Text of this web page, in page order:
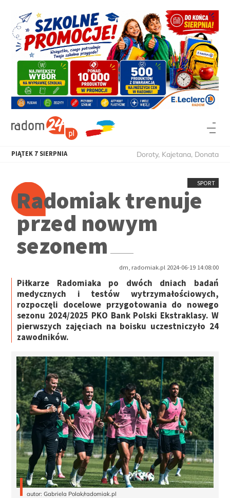
PIĄTEK 7 SIERPNIA Doroty, Kajetana, Donata
SPORT
Radomiak trenuje
przed nowym
sezonem
dm, radomiak.pl 2024-06-19 14:08:00
Piłkarze Radomiaka po dwóch dniach badań
medycznych i testów wytrzymałościowych,
rozpoczęli docelowe przygotowania do nowego
sezonu 2024/2025 PKO Bank Polski Ekstraklasy. W
pierwszych zajęciach na boisku uczestniczyło 24
zawodników.
autor: Gabriela Polak/radomiak.pl